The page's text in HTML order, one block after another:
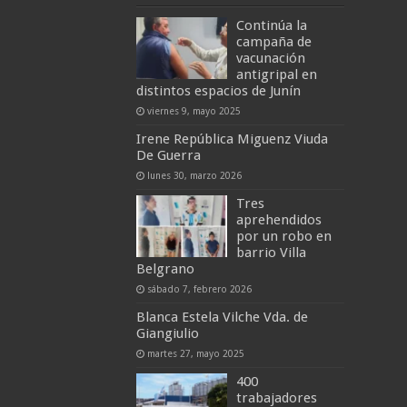
Continúa la
campaña de
vacunación
antigripal en
distintos espacios de Junín
viernes 9, mayo 2025
Irene República Miguenz Viuda
De Guerra
lunes 30, marzo 2026
Tres
aprehendidos
por un robo en
barrio Villa
Belgrano
sábado 7, febrero 2026
Blanca Estela Vilche Vda. de
Giangiulio
martes 27, mayo 2025
400
trabajadores